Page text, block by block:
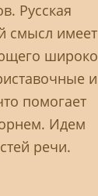
Русская
смысл имеет
широко
и
помогает
Идем
речи.